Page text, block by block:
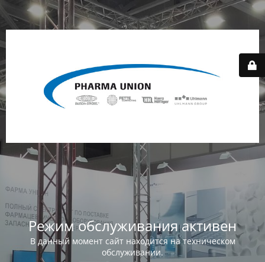
Режим обслуживания активен
В данный момент сайт находится на техническом
обслуживании.